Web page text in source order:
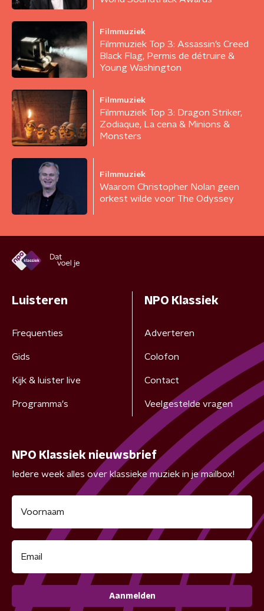
Filmmuziek
Filmmuziek Top 3: Assassin’s Creed
Black Flag, Permis de détruire &
Young Washington
Filmmuziek
Filmmuziek Top 3: Dragon Striker,
Zodiaque, La cena & Minions &
Monsters
Filmmuziek
Waarom Christopher Nolan geen
orkest wilde voor The Odyssey
Luisteren
Frequenties
Gids
Kijk & luister live
Programma's
NPO Klassiek
Adverteren
Colofon
Contact
Veelgestelde vragen
NPO Klassiek nieuwsbrief
Iedere week alles over klassieke muziek in je mailbox!
Aanmelden